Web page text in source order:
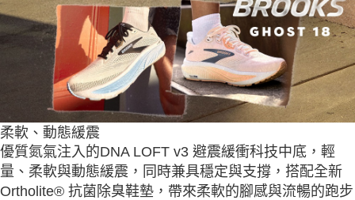
柔軟、動態緩震
優質氮氣注入的DNA LOFT v3 避震緩衝科技中底，輕
量、柔軟與動態緩震，同時兼具穩定與支撐，搭配全新
Ortholite® 抗菌除臭鞋墊，帶來柔軟的腳感與流暢的跑步